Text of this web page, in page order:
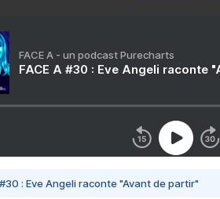
FACE A - un podcast Purecharts
FACE A #30 : Eve Angeli raconte
#30 : Eve Angeli raconte "Avant de partir"